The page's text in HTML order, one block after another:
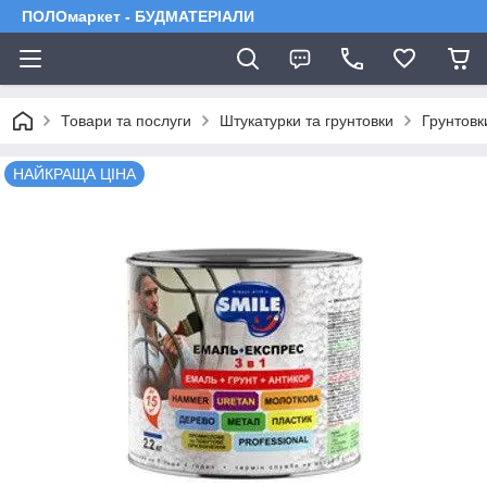
ПОЛОмаркет - БУДМАТЕРІАЛИ
Товари та послуги Штукатурки та грунтовки
НАЙКРАЩА ЦІНА